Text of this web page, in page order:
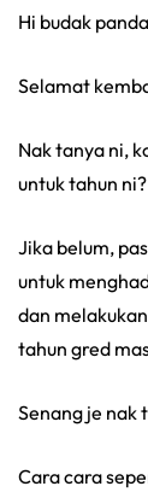
Hi budak
Selamat
Nak tanya ni,
untuk tahun ni?
Jika belum,
untuk
dan
tahun gred
Senang je nak
Cara cara